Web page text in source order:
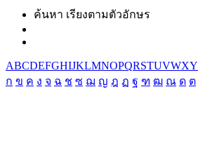
ค้นหา เรียงตามตัวอักษร
ABCDEFGHIJKLMNOPQRSTUVWXY
ก ข ค ง จ ฉ ช ซ ฌ ญ ฎ ฏ ฐ ฑ ฒ ณ ด ต